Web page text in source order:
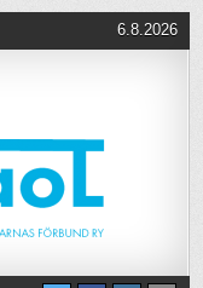
6.8.2026